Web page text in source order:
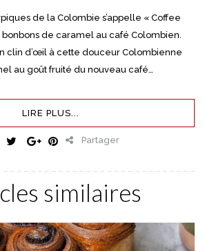
de la Colombie s’appelle « Coffee
de caramel au café Colombien.
clin d’œil à cette douceur Colombienne
au goût fruité du nouveau café…
LIRE PLUS...
Partager
similaires